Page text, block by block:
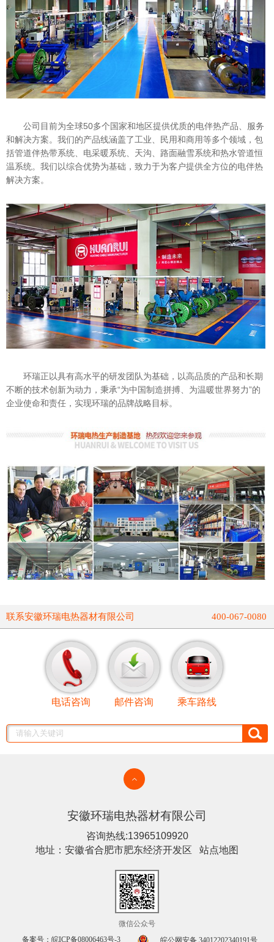
公司目前为全球50多个国家和地区提供优质的电伴热产品、服务
和解决方案。我们的产品线涵盖了工业、民用和商用等多个领域，包
括管道伴热带系统、电采暖系统、天沟、路面融雪系统和热水管道恒
温系统。我们以综合优势为基础，致力于为客户提供全方位的电伴热
解决方案。
环瑞正以具有高水平的研发团队为基础，以高品质的产品和长期
不断的技术创新为动力，秉承“为中国制造拼搏、为温暖世界努力”的
企业使命和责任，实现环瑞的品牌战略目标。
联系安徽环瑞电热器材有限公司 400-067-0080
电话咨询 邮件咨询 乘车路线
安徽环瑞电热器材有限公司
咨询热线:13965109920
地址：安徽省合肥市肥东经济开发区
站点地图
微信公众号
备案号：皖ICP备08006463号-3